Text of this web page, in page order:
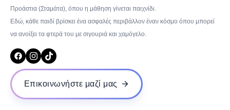
Προάστια (Σταμάτα), όπου η μάθηση γίνεται παιχνίδι.
Εδώ, κάθε παιδί βρίσκει ένα ασφαλές περιβάλλον έναν κόσμο όπου μπορεί
να ανοίξει τα φτερά του με σιγουριά και χαμόγελο.
Επικοινωνήστε μαζί μας